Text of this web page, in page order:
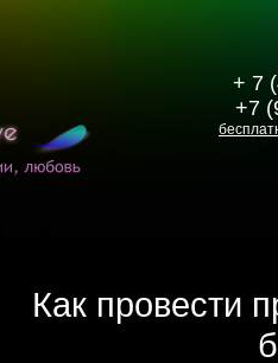
+ 7
+7
Как провести